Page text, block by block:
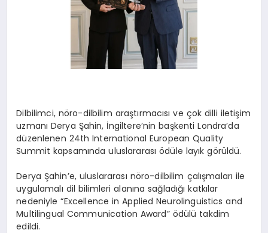
Dilbilimci, nöro-dilbilim araştırmacısı ve çok dilli iletişim
uzmanı Derya Şahin, İngiltere’nin başkenti Londra’da
düzenlenen 24th International European Quality
Summit kapsamında uluslararası ödüle layık görüldü.
Derya Şahin’e, uluslararası nöro-dilbilim çalışmaları ile
uygulamalı dil bilimleri alanına sağladığı katkılar
nedeniyle “Excellence in Applied Neurolinguistics and
Multilingual Communication Award” ödülü takdim
edildi.